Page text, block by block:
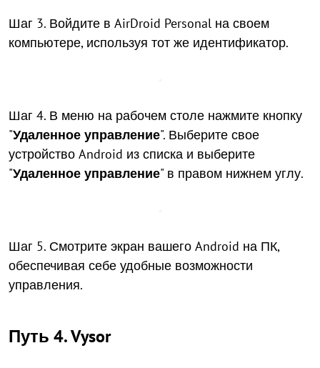
Шаг 3. Войдите в AirDroid Personal на своем
компьютере, используя тот же идентификатор.
Шаг 4. В меню на рабочем столе нажмите кнопку
"Удаленное управление". Выберите свое
устройство Android из списка и выберите
"Удаленное управление" в правом нижнем углу.
Шаг 5. Смотрите экран вашего Android на ПК,
обеспечивая себе удобные возможности
управления.
Путь 4. Vysor